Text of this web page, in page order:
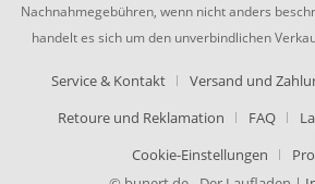
Nachnahmegebühren, wenn nicht anders
handelt es sich um den unverbindlichen
Service & Kontakt
Versand und
Retoure und Reklamation
FAQ
Cookie-Einstellungen